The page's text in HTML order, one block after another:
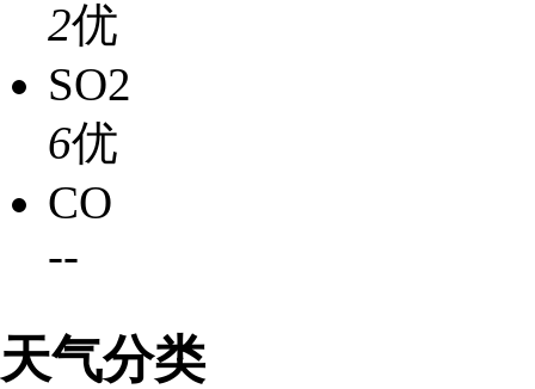
2优
SO2
6优
CO
--
天气分类